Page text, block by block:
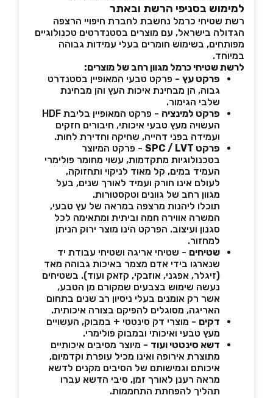
למימוש בסניפי הרשת ובאתר
רשת שטיחי כרמל נחשבת לחברת חיפויי הרצפה
הגדולה בישראל, עם מוצרים בסטנדרטים טכנולוגיים
מפותחים, בשימוש חומרים בעלי עמידות גבוהה
במיוחד.
לרשת שטיחי כרמל מגוון רחב של מוצרים:
פרקט עץ - פרקט טבעי המאופיין בסטנדרט
גבוה, הן מבחינת איכות העץ והן מבחינת
שלבי הגימור.
פרקט למינציה
- פרקט המאופיין בליבת HDF
העשויה מעץ טבעי איכותי, חיבורים חזקים
ועמידה בפני דהייה, שחיקה וחדירת לחות.
פרקט SPC / LVT
- פרקט המיוצר
בטכנולוגיות מתקדמות, עשוי מחומר פולימרי
העמיד במים, קל מאוד לניקוי ותחזוקה,
לעולם אינו חורק ועמיד לאורך שנים, בעל
מגוון רחב של גוונים וטקסטורות.
תוכלו ליהנות מרצפה במראה של עץ טבעי,
המשרה אווירה חמה וביתית ומתאימה לכל
סגנון ועיצוב. הפרקט הינו מוצר ירוק הניתן
למחזור.
שטיחים - שטיחי אריגה ושטיחי עבודת יד
שנארגו בידי אדם מצמר באיכות גבוהה מאד
(זיגלר, אפגני, אוזבקי, קזאק ועוד). בשטיחים
נעשה שימוש בצבעים שמקורם מן הטבע,
אשר רק אומנים בעלי ניסיון רב שנים בתחום
האריגה, מסוגלים להפיקם בצורה איכותית.
דקים - מוצרי דק סינטטי + במבוק, העשויים
מעץ טבעי ואיכותי ובמבוק פולימרי.
דשא סינטטי ועוד - מיוצר מסיבים איכותיים
מתוצרת אירופה ואינו מכיל עופרת וקדמיום,
איכותם וגמישותם של הסיבים מקנים לדשא
מראה רענן לאורך זמן, סיבי הדשא עברו
תהליך להפחתת התחממות.